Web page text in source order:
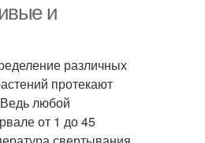
и
различных
протекают
любой
от 1 до 45